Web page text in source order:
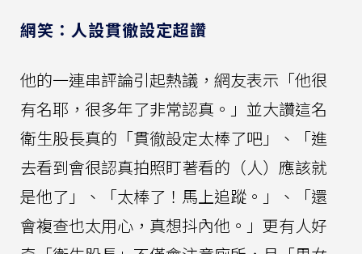
網笑：人設貫徹設定超讚
他的一連串評論引起熱議，網友表示「他很
有名耶，很多年了非常認真。」並大讚這名
衛生股長真的「貫徹設定太棒了吧」、「進
去看到會很認真拍照盯著看的（人）應該就
是他了」、「太棒了！馬上追蹤。」、「還
會複查也太用心，真想抖內他。」更有人好